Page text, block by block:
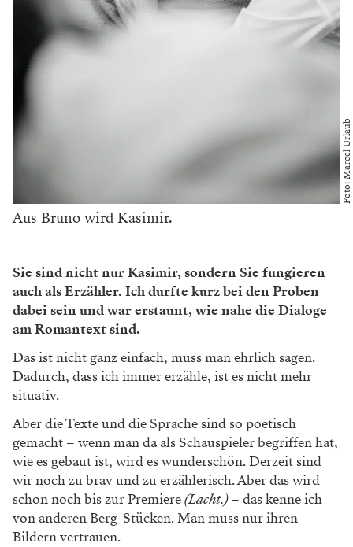
Foto: Marcel Urlaub
Aus Bruno wird Kasimir.
Sie sind nicht nur Kasimir, sondern Sie fungieren
auch als Erzähler. Ich durfte kurz bei den Proben
dabei sein und war erstaunt, wie nahe die Dialoge
am Romantext sind.
Das ist nicht ganz einfach, muss man ehrlich sagen.
Dadurch, dass ich immer erzähle, ist es nicht mehr
situativ.
Aber die Texte und die Sprache sind so poetisch
gemacht – wenn man da als Schauspieler begriffen hat,
wie es gebaut ist, wird es wunderschön. Derzeit sind
wir noch zu brav und zu erzählerisch. Aber das wird
schon noch bis zur Premiere(Lacht.)– das kenne ich
von anderen Berg-Stücken. Man muss nur ihren
Bildern vertrauen.